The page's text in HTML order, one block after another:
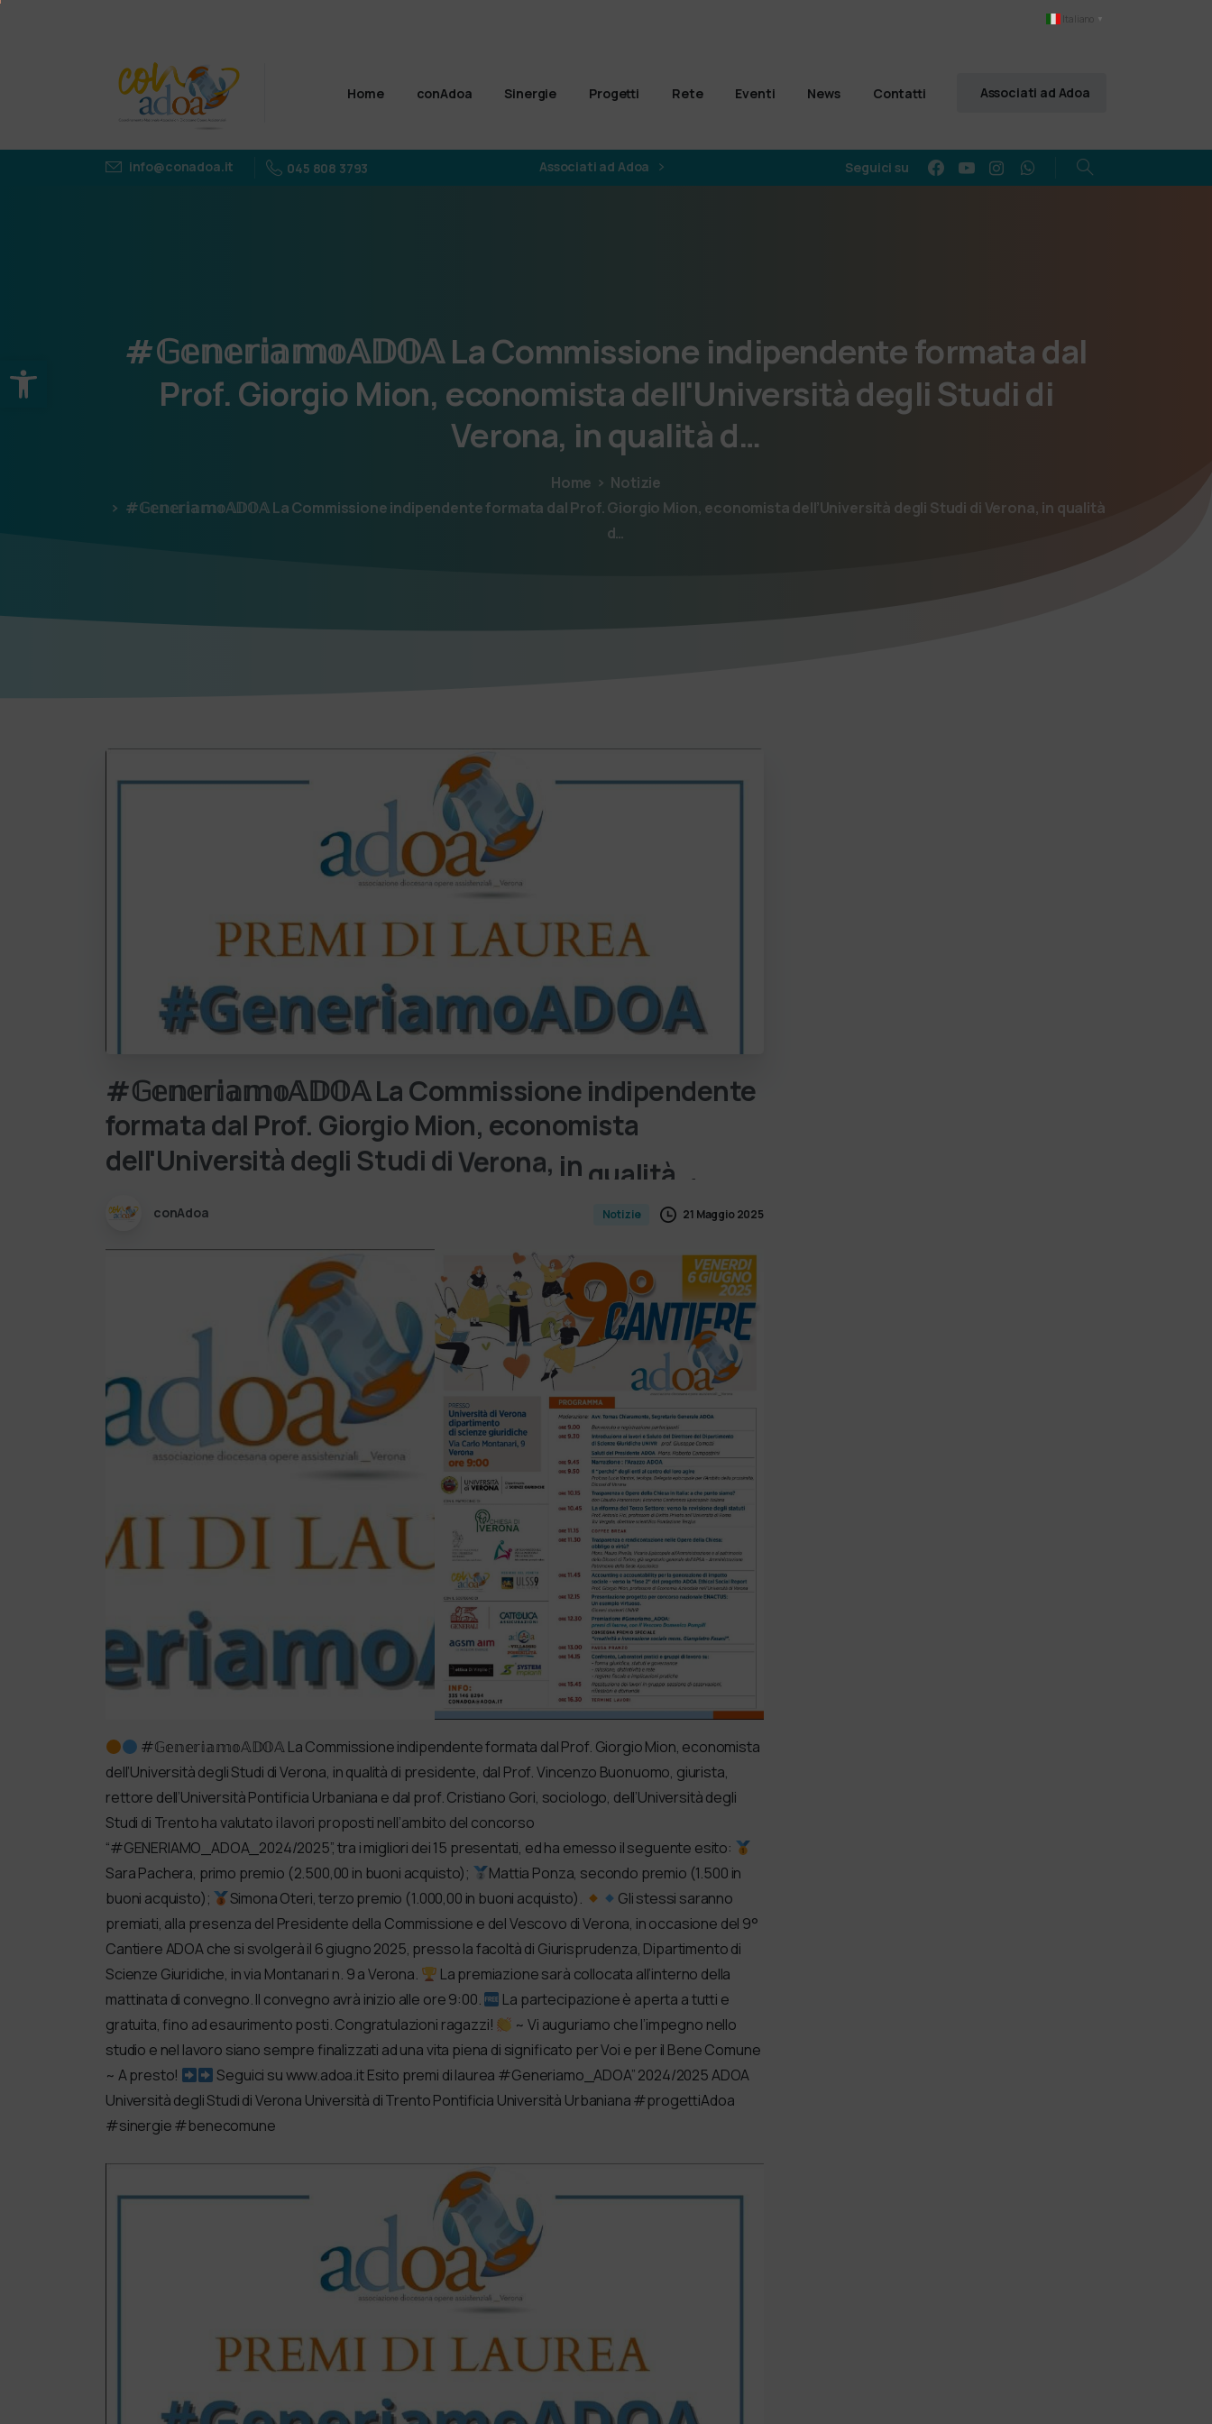
Apri la barra degli strumenti
Italiano ▼
Home conAdoa Sinergie Progetti Rete Eventi News Contatti Associati ad Adoa
info@conadoa.it 045 808 3793 Associati ad Adoa Seguici su
#𝔾𝕖𝕟𝕖𝕣𝕚𝕒𝕞𝕠𝔸𝔻𝕆𝔸LaCommissione indipendenteformatadal
Prof. Giorgio Mion, economistadell'UniversitàdegliStudidi
Verona, inqualitàd…
Home
Notizie
#𝔾𝕖𝕟𝕖𝕣𝕚𝕒𝕞𝕠𝔸𝔻𝕆𝔸 La Commissione indipendente formata dal Prof. Giorgio Mion, economista dell’Università degli Studi di Verona, in qualità
d…
#𝔾𝕖𝕟𝕖𝕣𝕚𝕒𝕞𝕠𝔸𝔻𝕆𝔸LaCommissioneindipendente
formatadal Prof. GiorgioMion, economista
dell'UniversitàdegliStudidiVerona, in qualità
conAdoa Notizie 21 Maggio 2025
#𝔾𝕖𝕟𝕖𝕣𝕚𝕒𝕞𝕠𝔸𝔻𝕆𝔸 La Commissione indipendente formata dal Prof. Giorgio Mion, economista
dell’Università degli Studi di Verona, in qualità di presidente, dal Prof. Vincenzo Buonuomo, giurista,
rettore dell’Università Pontificia Urbaniana e dal prof. Cristiano Gori, sociologo, dell’Università degli
Studi di Trento ha valutato i lavori proposti nell’ambito del concorso
“#GENERIAMO_ADOA_2024/2025”, tra i migliori dei 15 presentati, ed ha emesso il seguente esito:
Sara Pachera, primo premio (2.500,00 in buoni acquisto);
Mattia Ponza, secondo premio (1.500 in
buoni acquisto);
Simona Oteri, terzo premio (1.000,00 in buoni acquisto).
Gli stessi saranno
premiati, alla presenza del Presidente della Commissione e del Vescovo di Verona, in occasione del 9°
Cantiere ADOA che si svolgerà il 6 giugno 2025, presso la facoltà di Giurisprudenza, Dipartimento di
Scienze Giuridiche, in via Montanari n. 9 a Verona.
La premiazione sarà collocata all’interno della
mattinata di convegno. Il convegno avrà inizio alle ore 9:00.
La partecipazione è aperta a tutti e
gratuita, fino ad esaurimento posti. Congratulazioni ragazzi!
~ Vi auguriamo che l’impegno nello
studio e nel lavoro siano sempre finalizzati ad una vita piena di significato per Voi e per il Bene Comune
~ A presto!
Seguici su www.adoa.it Esito premi di laurea #Generiamo_ADOA” 2024/2025 ADOA
Università degli Studi di Verona Università di Trento Pontificia Università Urbaniana #progettiAdoa
#sinergie #benecomune